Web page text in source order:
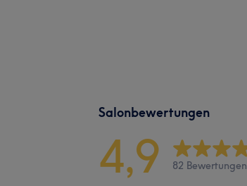
Salonbewertungen
4,9 82 Bewertungen